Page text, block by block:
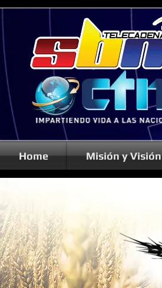
Home Misión y Visión